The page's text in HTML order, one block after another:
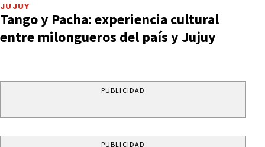
JUJUY
Tango y Pacha: experiencia cultural
entre milongueros del país y Jujuy
PUBLICIDAD
PUBLICIDAD